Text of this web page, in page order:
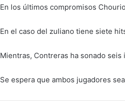
En los últimos compromisos
En el caso del zuliano tiene siete
Mientras, Contreras ha sonado
Se espera que ambos jugadores